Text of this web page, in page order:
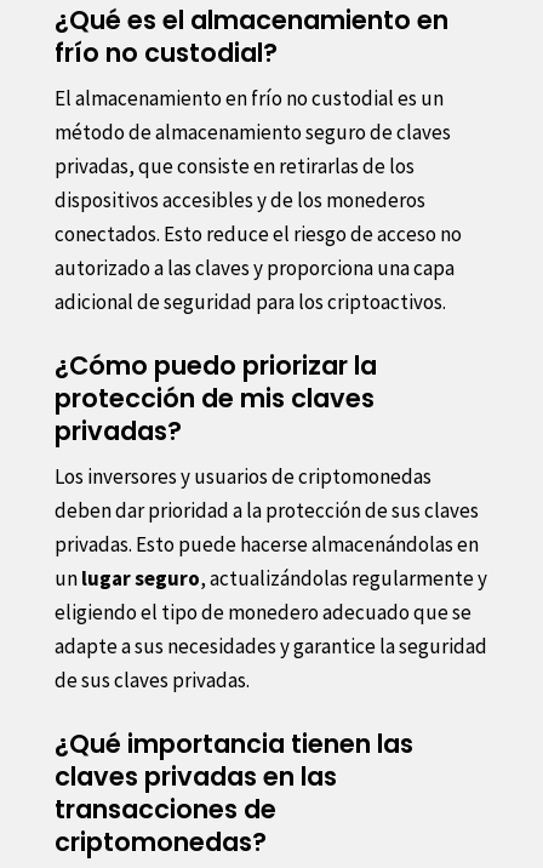
¿Qué es el almacenamiento en
frío no custodial?
El almacenamiento en frío no custodial es un
método de almacenamiento seguro de claves
privadas, que consiste en retirarlas de los
dispositivos accesibles y de los monederos
conectados. Esto reduce el riesgo de acceso no
autorizado a las claves y proporciona una capa
adicional de seguridad para los criptoactivos.
¿Cómo puedo priorizar la
protección de mis claves
privadas?
Los inversores y usuarios de criptomonedas
deben dar prioridad a la protección de sus claves
privadas. Esto puede hacerse almacenándolas en
unlugar seguro, actualizándolas regularmente y
eligiendo el tipo de monedero adecuado que se
adapte a sus necesidades y garantice la seguridad
de sus claves privadas.
¿Qué importancia tienen las
claves privadas en las
transacciones de
criptomonedas?